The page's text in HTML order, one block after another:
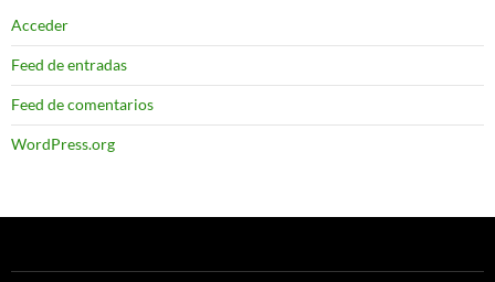
Acceder
Feed de entradas
Feed de comentarios
WordPress.org